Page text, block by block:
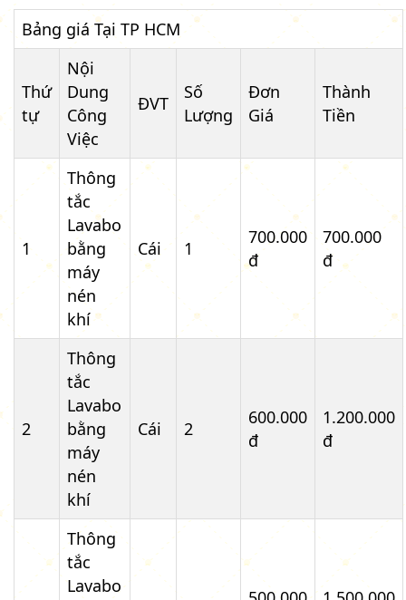
Bảng giá Tại TP HCM
Thứ
tự
Nội
Dung
Công
Việc
ĐVT
Số
Lượng
Đơn
Giá
Thành
Tiền
1
Thông
tắc
Lavabo
bằng
máy
nén
khí
Cái 1
700.000
đ
700.000
đ
2
Thông
tắc
Lavabo
bằng
máy
nén
khí
Cái 2
600.000
đ
1.200.000
đ
Thông
tắc
Lavabo